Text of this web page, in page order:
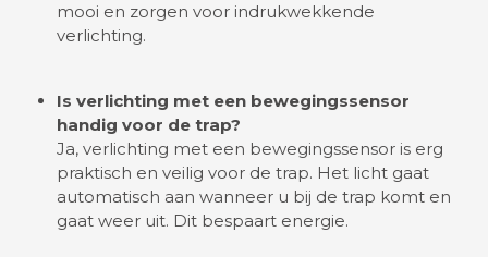
mooi en zorgen voor indrukwekkende
verlichting.
Is verlichting met een bewegingssensor
handig voor de trap?
Ja, verlichting met een bewegingssensor is erg
praktisch en veilig voor de trap. Het licht gaat
automatisch aan wanneer u bij de trap komt en
gaat weer uit. Dit bespaart energie.